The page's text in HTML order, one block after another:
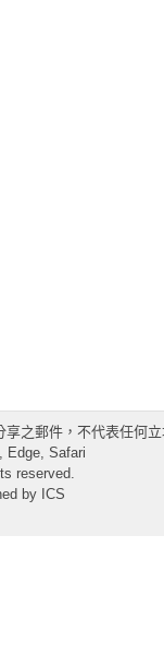
之郵件，不代表任何
Edge, Safari
reserved.
by ICS